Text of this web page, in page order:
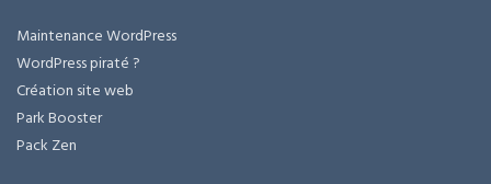
Maintenance WordPress
WordPress piraté ?
Création site web
Park Booster
Pack Zen